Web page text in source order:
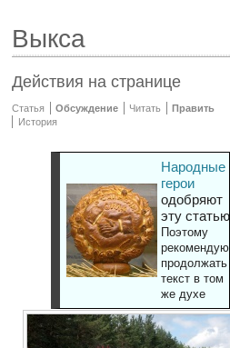
Выкса
Действия на странице
Статья Обсуждение Читать
Править
История
Народные
герои
одобряют
эту статью
Поэтому
рекомендуют
продолжать
текст в том
же духе